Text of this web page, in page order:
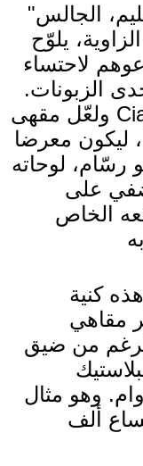
"لا يستقيم الميدان من دون حليم، الجالس
يلوّح
لاحتساء
الزبونات.
ولعّل مقهى Ciao هو الوحيد الذي يصلح على
ليكون معرضا
لوحاته
على
الخاص
كنية
مقاهي
من ضيق
وهو مثال
ألف